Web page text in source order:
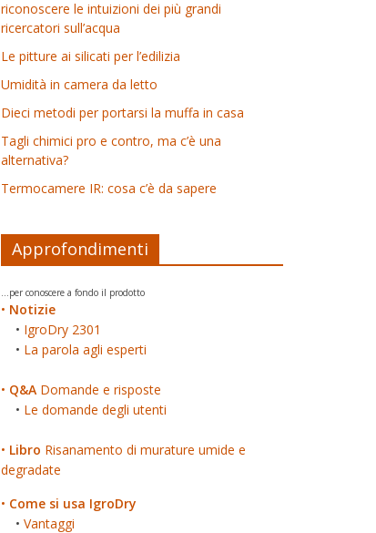
riconoscere le intuizioni dei più grandi
ricercatori sull’acqua
Le pitture ai silicati per l’edilizia
Umidità in camera da letto
Dieci metodi per portarsi la muffa in casa
Tagli chimici pro e contro, ma c’è una
alternativa?
Termocamere IR: cosa c’è da sapere
Approfondimenti
...per conoscere a fondo il prodotto
• Notizie
• IgroDry 2301
• La parola agli esperti
• Q&A Domande e risposte
• Le domande degli utenti
• Libro Risanamento di murature umide e
degradate
• Come si usa IgroDry
• Vantaggi